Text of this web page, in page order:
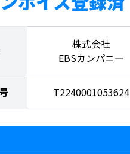
株式会社
EBSカンパニー
T2240001053624